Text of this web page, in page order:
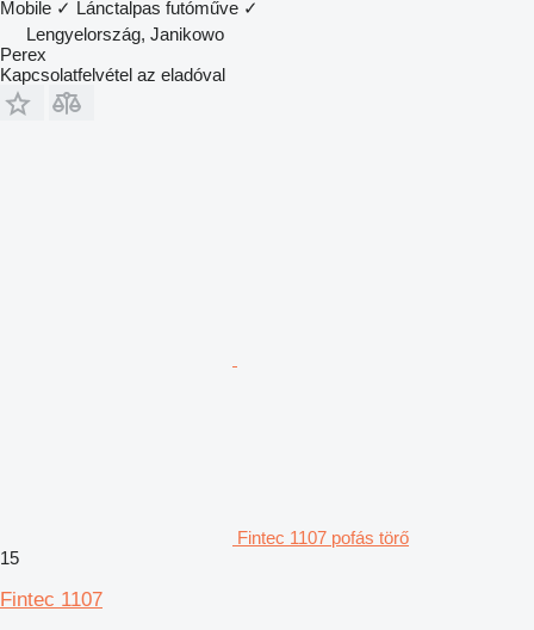
Mobile ✓ Lánctalpas futóműve ✓
Lengyelország, Janikowo
Perex
Kapcsolatfelvétel az eladóval
Fintec 1107 pofás törő
15
Fintec 1107